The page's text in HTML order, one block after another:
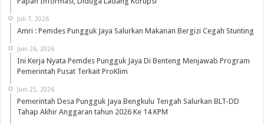
Juli 7, 2026
Amri : Pemdes Pungguk Jaya Salurkan Makanan Bergizi Cegah Stunting
Juni 26, 2026
Ini Kerja Nyata Pemdes Pungguk Jaya Di Benteng Menjawab Program
Pemerintah Pusat Terkait ProKlim
Juni 25, 2026
Pemerintah Desa Pungguk Jaya Bengkulu Tengah Salurkan BLT-DD
Tahap Akhir Anggaran tahun 2026 Ke 14 KPM